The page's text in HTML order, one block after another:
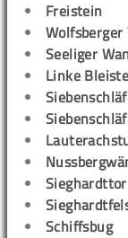
Freistein
Wolfsberger
Seeliger
Linke
Sieghardttor
Schiffsbug